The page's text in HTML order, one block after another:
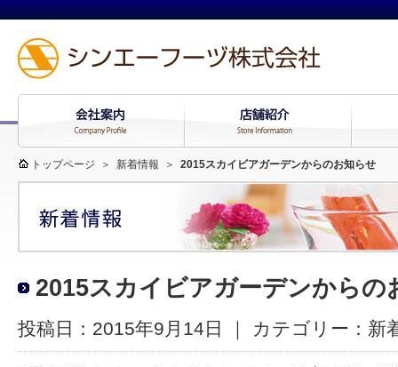
トップページ ＞ 新着情報 ＞ 2015スカイビアガーデンからのお知らせ
2015スカイビアガーデンからの
投稿日：2015年9月14日 ｜ カテゴリー： 新